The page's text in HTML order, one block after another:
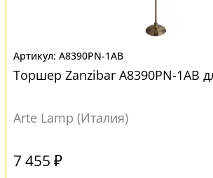
A8390PN-1AB
Торшер Zanzibar A8390PN-1AB
Arte Lamp (Италия)
7 455 ₽